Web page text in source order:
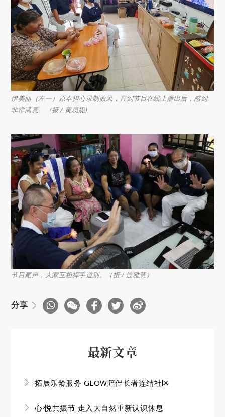
伊美丽（左一）原本担心录制效果，直到节目在线上播出后，感到
非常满意。（摄 / 黄思妮)
节目尾声，大家互相挥手道别。（摄 / 连雅慧）
分享
最新文章
拓展乐龄服务 GLOW陪伴长者连结社区
心·悦共振节 走入大自然重新认识休息